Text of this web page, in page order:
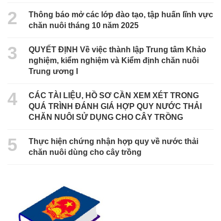
2
Thông báo mở các lớp đào tạo, tập huấn lĩnh vực
chăn nuôi tháng 10 năm 2025
3
QUYẾT ĐỊNH Về việc thành lập Trung tâm Khảo
nghiệm, kiểm nghiệm và Kiểm định chăn nuôi
Trung ương I
4
CÁC TÀI LIỆU, HỒ SƠ CẦN XEM XÉT TRONG
QUÁ TRÌNH ĐÁNH GIÁ HỢP QUY NƯỚC THẢI
CHĂN NUÔI SỬ DỤNG CHO CÂY TRỒNG
5
Thực hiện chứng nhận hợp quy về nước thải
chăn nuôi dùng cho cây trồng